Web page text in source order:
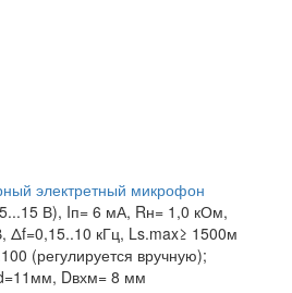
электретный микрофон
В), Iп= 6 мА, Rн= 1,0 кОм,
Δf=0,15..10 кГц, Ls.max≥ 1500м
(регулируется вручную);
Dвхм= 8 мм